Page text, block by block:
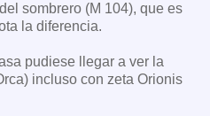
sombrero (M 104), que es
la diferencia.
pudiese llegar a ver la
incluso con zeta Orionis